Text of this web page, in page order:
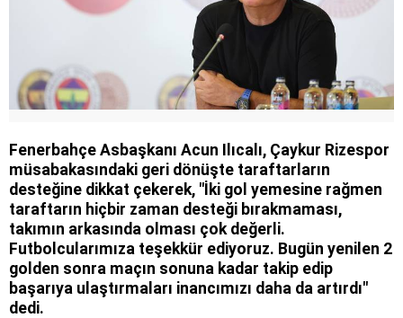
Fenerbahçe Asbaşkanı Acun Ilıcalı, Çaykur Rizespor
müsabakasındaki geri dönüşte taraftarların
desteğine dikkat çekerek, "İki gol yemesine rağmen
taraftarın hiçbir zaman desteği bırakmaması,
takımın arkasında olması çok değerli.
Futbolcularımıza teşekkür ediyoruz. Bugün yenilen 2
golden sonra maçın sonuna kadar takip edip
başarıya ulaştırmaları inancımızı daha da artırdı"
dedi.